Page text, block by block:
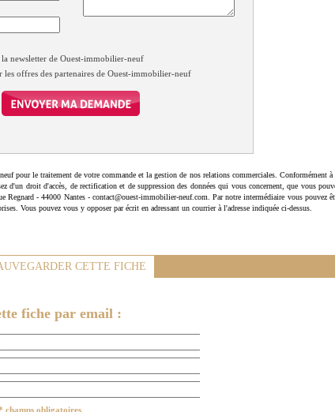
la newsletter de Ouest-immobilier-neuf
les offres des partenaires de Ouest-immobilier-neuf
pour le traitement de votre commande et la gestion de nos relations commerciales. Conformément à
droit d'accès, de rectification et de suppression des données qui vous concernent, que vous
Regnard - 44000 Nantes - contact@ouest-immobilier-neuf.com. Par notre intermédiaire vous pouvez
Vous pouvez vous y opposer par écrit en adressant un courrier à l'adresse indiquée ci-dessus.
CETTE FICHE
fiche par email :
champs obligatoires